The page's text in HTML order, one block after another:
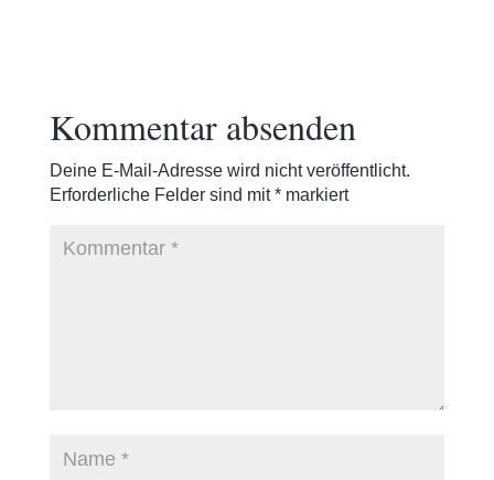
Kommentar absenden
Deine E-Mail-Adresse wird nicht veröffentlicht.
Erforderliche Felder sind mit*markiert